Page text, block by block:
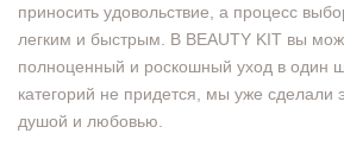
приносить удовольствие, а процесс
легким и быстрым. В BEAUTY KIT вы
полноценный и роскошный уход в один
категорий не придется, мы уже сделали
душой и любовью.